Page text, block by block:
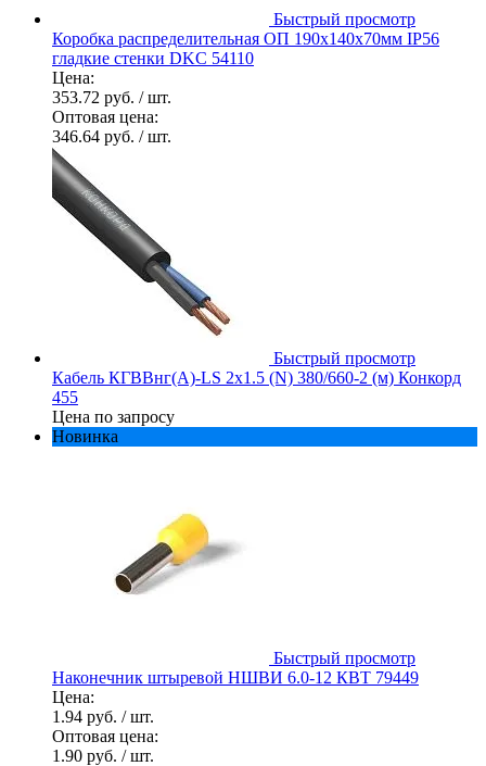
Быстрый просмотр
Коробка распределительная ОП 190х140х70мм IP56
гладкие стенки DKC 54110
Цена:
353.72 руб. / шт.
Оптовая цена:
346.64 руб. / шт.
Быстрый просмотр
Кабель КГВВнг(А)-LS 2х1.5 (N) 380/660-2 (м) Конкорд
455
Цена по запросу
Новинка
Быстрый просмотр
Наконечник штыревой НШВИ 6.0-12 КВТ 79449
Цена:
1.94 руб. / шт.
Оптовая цена:
1.90 руб. / шт.